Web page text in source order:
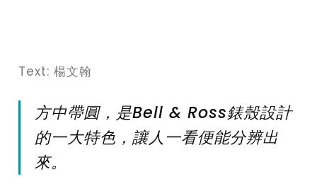
Text: 楊文翰
方中帶圓，是Bell & Ross錶殼設計
的一大特色，讓人一看便能分辨出
來。